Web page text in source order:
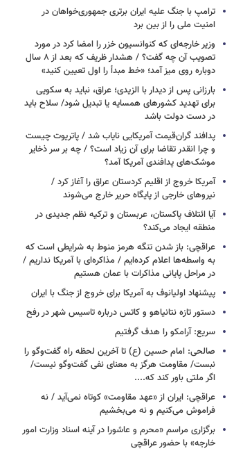
ترامپ با جنگ علیه ایران برتری جمهوری‌خواهان در
امنیت ملی را از بین برد
وزیر خارجه‌ای که کنوانسیون خزر را امضا کرد در مورد
تصویب آن چه گفت؟ / هشدار ظریف که بعد از ۸ سال
دوباره روی میز آمد؛ «خط مبدأ را اول تعیین کنید»
بارزانی پس از دیدار با الزیدی؛ عراق، نباید به سکویی
برای تهدید کشورهای همسایه یا تبدیل شود/ سلاح باید
در دست دولت باشد
پدافند گران‌قیمت آمریکایی نایاب شد / پاتریوت چیست
و چرا انقدر تقاضا برای آن زیاد است؟ / چه بر سر ذخایر
موشک‌های پدافندی آمریکا آمد؟
آمریکا خروج از اقلیم کردستان عراق را آغاز کرد /
نیروهای خارجی از پایگاه حریر خارج می‌شوند
آیا ائتلاف پاکستان، عربستان و ترکیه نظم جدیدی در
منطقه ایجاد می‌کند؟
عراقچی: باز شدن تنگه هرمز منوط به شرایطی است که
به واسطه‌ها اعلام کرده‌ایم / مذاکره‌ای با آمریکا نداریم /
در مراحل پایانی مذاکرات با عمان هستیم
پیشنهاد اولیانوف به آمریکا برای خروج از جنگ با ایران
دستور تازه نتانیاهو و کاتس درباره تاسیس شهر در رفح
سریع: آرامکو را هدف گرفتیم
صالحی: امام حسین (ع) تا آخرین لحظه راه گفت‌وگو را
نبست/ مقاومت هرگز به معنای نفی گفت‌وگو نیست/
اگر ملتی باور کند که....
عراقچی: ایران از «عهد مقاومت» کوتاه نمی‌آید / نه
فراموش می‌کنیم و نه می‌بخشیم
برگزاری مراسم «محرم و عاشورا در آینه اسناد وزارت امور
خارجه» با حضور عراقچی